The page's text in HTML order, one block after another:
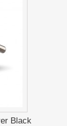
Black